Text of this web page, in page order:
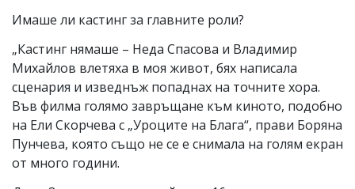
Имаше ли кастинг за главните роли?
„Кастинг нямаше – Неда Спасова и Владимир
Михайлов влетяха в моя живот, бях написала
сценария и изведнъж попаднах на точните хора.
Във филма голямо завръщане към киното, подобно
на Ели Скорчева с „Уроците на Блага“, прави Боряна
Пунчева, която също не се е снимала на голям екран
от много години.